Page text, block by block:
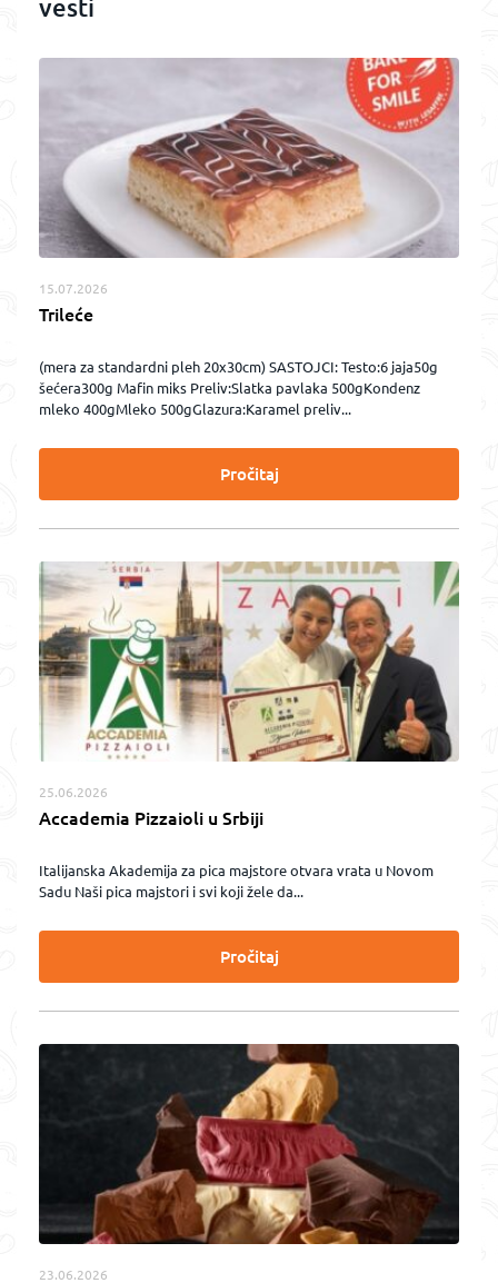
vesti
15.07.2026
Trileće
(mera za standardni pleh 20x30cm) SASTOJCI: Testo:6 jaja50g
šećera300g Mafin miks Preliv:Slatka pavlaka 500gKondenz
mleko 400gMleko 500gGlazura:Karamel preliv...
Pročitaj
25.06.2026
Accademia Pizzaioli u Srbiji
Italijanska Akademija za pica majstore otvara vrata u Novom
Sadu Naši pica majstori i svi koji žele da...
Pročitaj
23.06.2026